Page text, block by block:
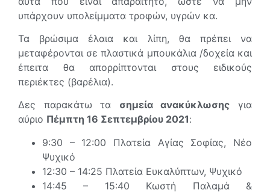
υπάρχουν υπολείμματα τροφών, υγρών κα.
Τα βρώσιμα έλαια και λίπη, θα πρέπει να
μεταφέρονται σε πλαστικά μπουκάλια /δοχεία και
έπειτα θα απορρίπτονται στους ειδικούς
περιέκτες (βαρέλια).
Δες παρακάτω τα σημεία ανακύκλωσης για
αύριο Πέμπτη 16 Σεπτεμβρίου 2021:
9:30 – 12:00 Πλατεία Αγίας Σοφίας, Νέο
Ψυχικό
12:30 – 14:25 Πλατεία Ευκαλύπτων, Ψυχικό
14:45 – 15:40 Κωστή Παλαμά &